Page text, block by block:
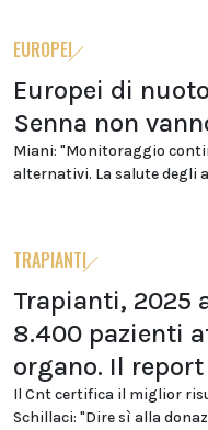
EUROPEI
Europei di
Senna non
Miani: "Monitoraggio
alternativi. La salute degli
TRAPIANTI
Trapianti, 2025
8.400 pazienti
organo. Il report
Il Cnt certifica il miglior
Schillaci: "Dire sì alla